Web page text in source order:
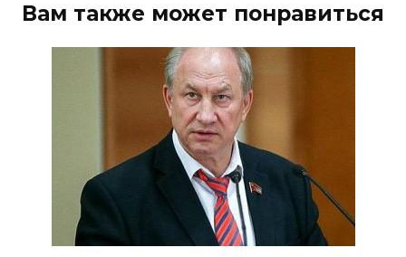
Вам также может понравиться